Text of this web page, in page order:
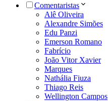
Comentaristas
Alê Oliveira
Alexandre Simões
Edu Panzi
Emerson Romano
Fabrício
João Vitor Xavier
Marques
Nathália Fiuza
Thiago Reis
Wellington Campos